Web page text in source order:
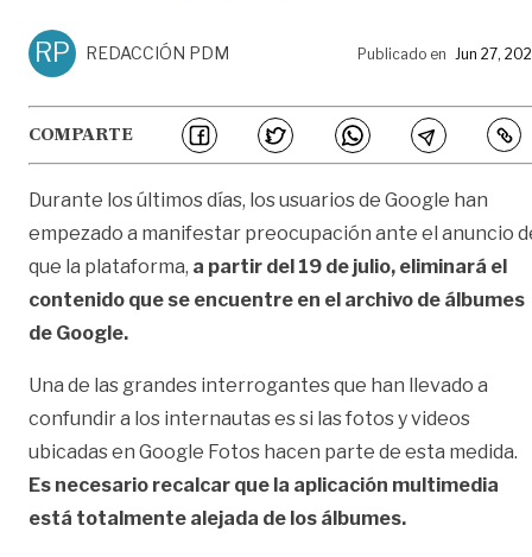
RP REDACCIÓN PDM Publicado en Jun 27,
COMPARTE
Durante los últimos días, los usuarios de Google han
empezado a manifestar preocupación ante el anuncio
que la plataforma, a partir del 19 de julio, eliminará el
contenido que se encuentre en el archivo de álbumes
de Google.
Una de las grandes interrogantes que han llevado a
confundir a los internautas es si las fotos y videos
ubicadas en Google Fotos hacen parte de esta medida.
Es necesario recalcar que la aplicación multimedia
está totalmente alejada de los álbumes.